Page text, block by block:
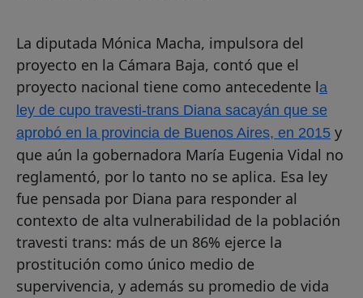
La diputada Mónica Macha, impulsora del
proyecto en la Cámara Baja, contó que el
proyecto nacional tiene como antecedente la
ley de cupo travesti-trans Diana sacayán que se
aprobó en la provincia de Buenos Aires, en 2015 y
que aún la gobernadora María Eugenia Vidal no
reglamentó, por lo tanto no se aplica. Esa ley
fue pensada por Diana para responder al
contexto de alta vulnerabilidad de la población
travesti trans: más de un 86% ejerce la
prostitución como único medio de
supervivencia, y además su promedio de vida